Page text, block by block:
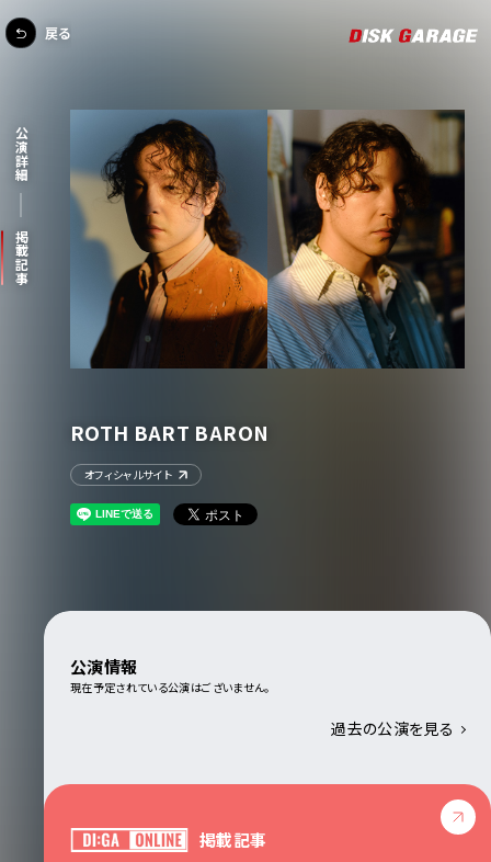
公演詳細
掲載記事
ROTH BART BARON
オフィシャルサイト
公演情報
現在予定されている公演はございません。
過去の公演を見る
掲載記事
戻る